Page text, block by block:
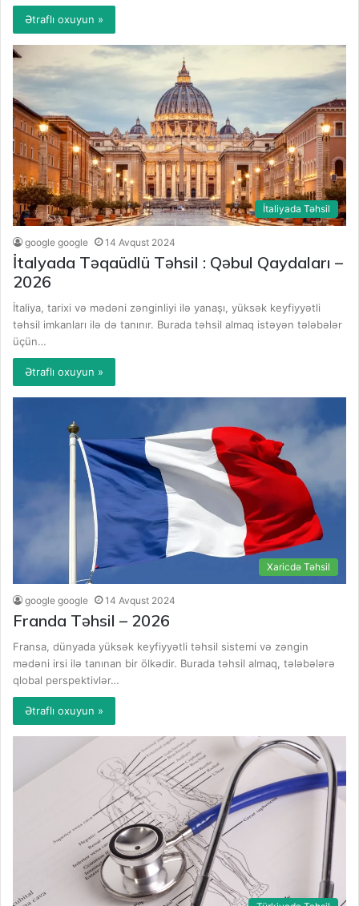
Ətraflı oxuyun »
İtaliyada Təhsil
google google 14 Avqust 2024
İtalyada Təqaüdlü Təhsil : Qəbul Qaydaları –
2026
İtaliya, tarixi və mədəni zənginliyi ilə yanaşı, yüksək keyfiyyətli
təhsil imkanları ilə də tanınır. Burada təhsil almaq istəyən tələbələr
üçün…
Ətraflı oxuyun »
Xaricdə Təhsil
google google 14 Avqust 2024
Franda Təhsil – 2026
Fransa, dünyada yüksək keyfiyyətli təhsil sistemi və zəngin
mədəni irsi ilə tanınan bir ölkədir. Burada təhsil almaq, tələbələrə
qlobal perspektivlər…
Ətraflı oxuyun »